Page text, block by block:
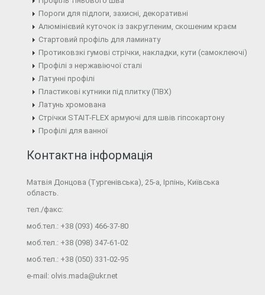
Пороги для підлоги, захисні, декоративні
Алюмінієвий куточок із закругленим, скошеним краєм
Стартовий профіль для ламинату
Протиковзкі гумові стрічки, накладки, кути (самоклеючі)
Профілі з нержавіючої сталі
Латунні профілі
Пластикові кутники під плитку (ПВХ)
Латунь хромована
Стрічки STAIT-FLEX армуючі для швів гіпсокартону
Профілі для ванної
Контактна інформація
Матвія Донцова (Тургенівська), 25-а, Ірпінь, Київська
область.
тел./факс: ⠀
моб.тел.: +38 (093) 466-37-80
моб.тел.: +38 (098) 347-61-02
моб.тел.: +38 (050) 331-02-95
e-mail: olvis.mada@ukr.net